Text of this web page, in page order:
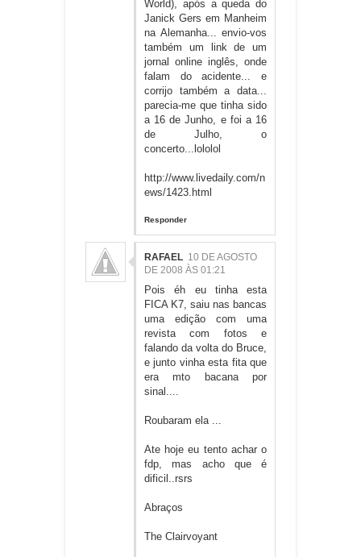
World), após a queda do
Janick Gers em Manheim
na Alemanha... envio-vos
também um link de um
jornal online inglês, onde
falam do acidente... e
corrijo também a data...
parecia-me que tinha sido
a 16 de Junho, e foi a 16
de Julho, o
concerto...lololol
http://www.livedaily.com/n
ews/1423.html
Responder
RAFAEL 10 DE AGOSTO
DE 2008 ÀS 01:21
Pois éh eu tinha esta
FICA K7, saiu nas bancas
uma edição com uma
revista com fotos e
falando da volta do Bruce,
e junto vinha esta fita que
era mto bacana por
sinal....
Roubaram ela ...
Ate hoje eu tento achar o
fdp, mas acho que é
dificil..rsrs
Abraços
The Clairvoyant